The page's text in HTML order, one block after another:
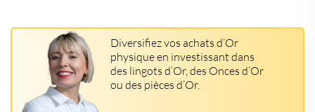
Diversifiez vos achats d’Or
physique en investissant dans
des lingots d’Or, des Onces d’Or
ou des pièces d’Or.